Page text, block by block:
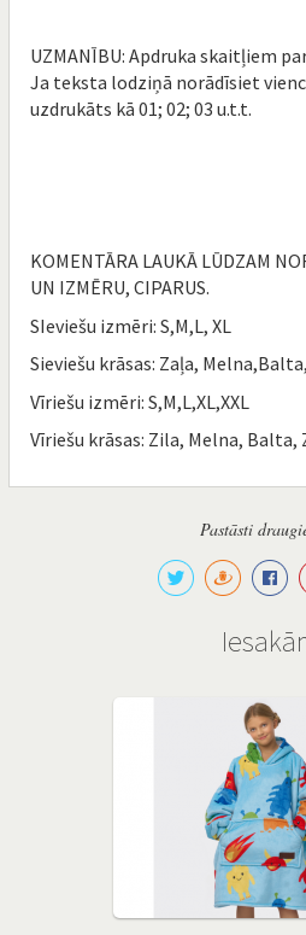
UZMANĪBU: Apdruka skaitļiem
Ja teksta lodziņā norādīsiet
uzdrukāts kā 01; 02; 03 u.t.t.
KOMENTĀRA LAUKĀ LŪDZAM
UN IZMĒRU, CIPARUS.
SIeviešu izmēri: S,M,L, XL
Sieviešu krāsas: Zaļa,
Vīriešu izmēri: S,M,L,XL,XXL
Vīriešu krāsas: Zila, Melna, Balta,
Pastāsti